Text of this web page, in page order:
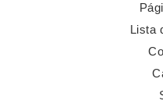
Lista